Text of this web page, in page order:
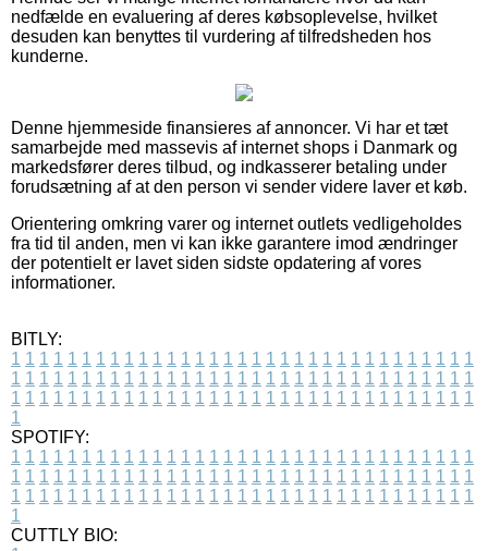
nedfælde en evaluering af deres købsoplevelse, hvilket
desuden kan benyttes til vurdering af tilfredsheden hos
kunderne.
Denne hjemmeside finansieres af annoncer. Vi har et tæt
samarbejde med massevis af internet shops i Danmark og
markedsfører deres tilbud, og indkasserer betaling under
forudsætning af at den person vi sender videre laver et køb.
Orientering omkring varer og internet outlets vedligeholdes
fra tid til anden, men vi kan ikke garantere imod ændringer
der potentielt er lavet siden sidste opdatering af vores
informationer.
BITLY:
1 1 1 1 1 1 1 1 1 1 1 1 1 1 1 1 1 1 1 1 1 1 1 1 1 1 1 1 1 1 1 1 1
1 1 1 1 1 1 1 1 1 1 1 1 1 1 1 1 1 1 1 1 1 1 1 1 1 1 1 1 1 1 1 1 1
1 1 1 1 1 1 1 1 1 1 1 1 1 1 1 1 1 1 1 1 1 1 1 1 1 1 1 1 1 1 1 1 1
1
SPOTIFY:
1 1 1 1 1 1 1 1 1 1 1 1 1 1 1 1 1 1 1 1 1 1 1 1 1 1 1 1 1 1 1 1 1
1 1 1 1 1 1 1 1 1 1 1 1 1 1 1 1 1 1 1 1 1 1 1 1 1 1 1 1 1 1 1 1 1
1 1 1 1 1 1 1 1 1 1 1 1 1 1 1 1 1 1 1 1 1 1 1 1 1 1 1 1 1 1 1 1 1
1
CUTTLY BIO: